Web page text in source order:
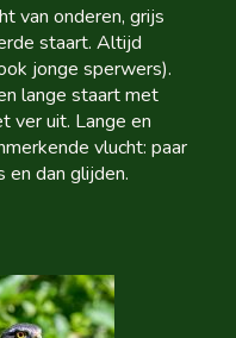
van onderen, grijs
staart. Altijd
jonge sperwers).
lange staart met
ver uit. Lange en
vlucht: paar
en dan glijden.